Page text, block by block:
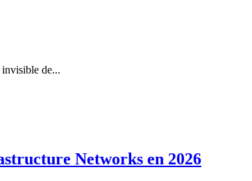
invisible de...
Networks en 2026